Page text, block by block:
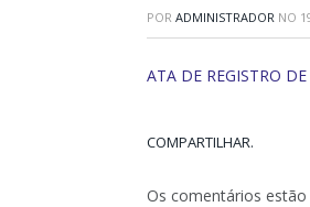
POR ADMINISTRADOR NO
ATA DE REGISTRO
COMPARTILHAR.
Os comentários estão